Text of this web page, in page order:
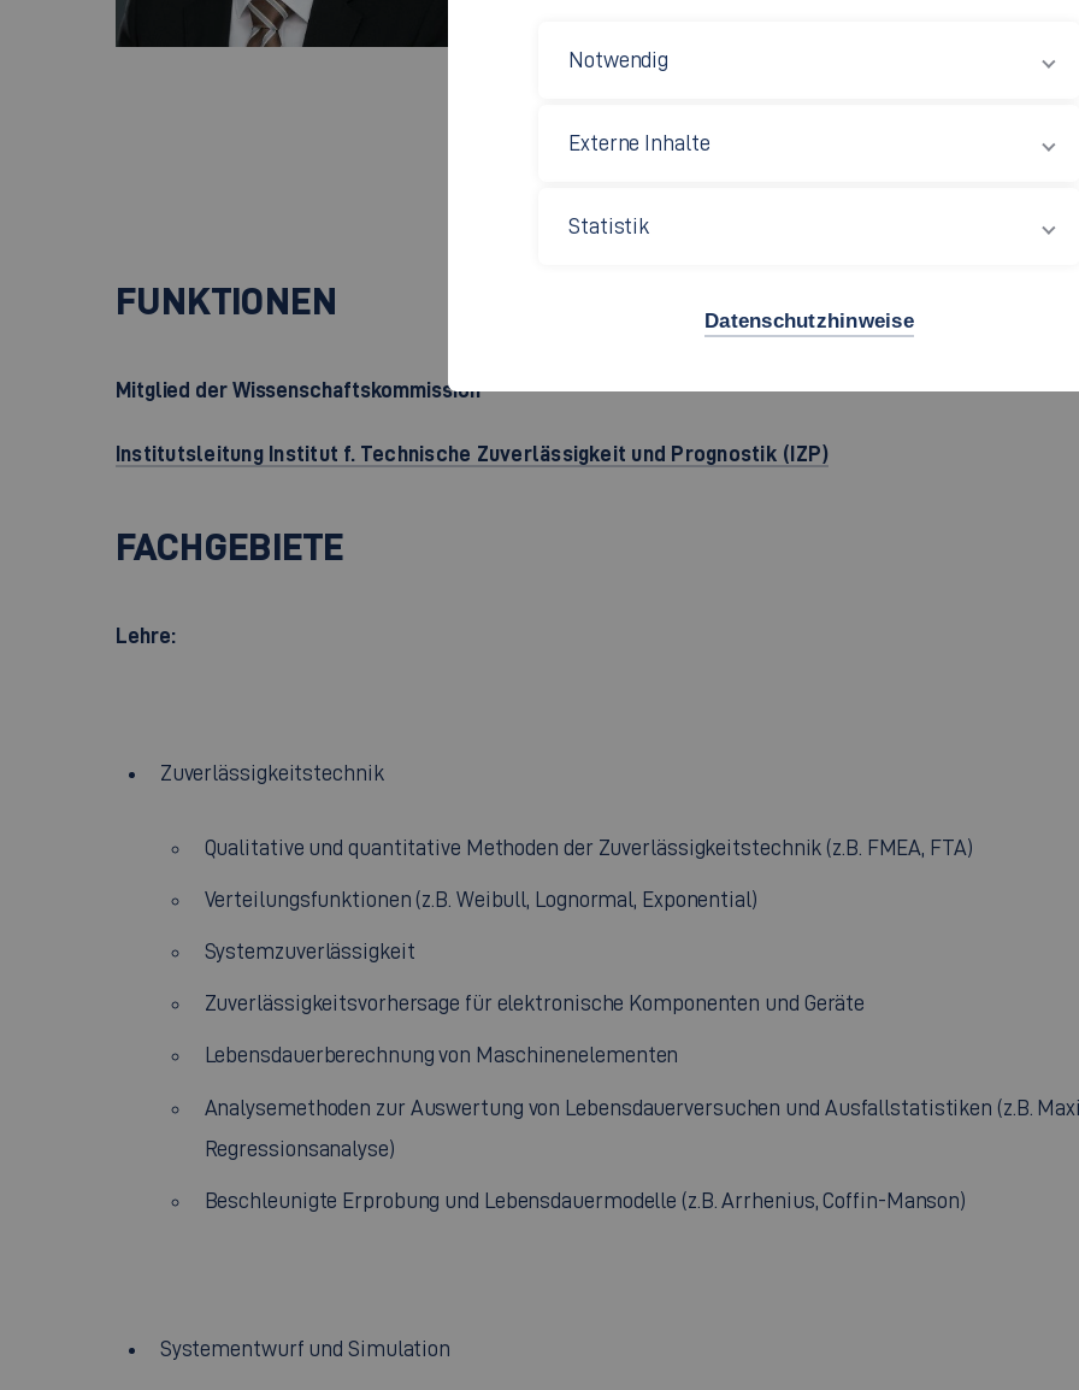
+49 7161 679-1142
FUNKTIONEN
Mitglied der Wissenschaftskommission
Institutsleitung Institut f. Technische Zuverlässigkeit und Prognostik (IZP)
FACHGEBIETE
Lehre:
Zuverlässigkeitstechnik
Qualitative und quantitative Methoden der Zuverlässigkeitstechnik (z.B. FMEA, FTA)
Verteilungsfunktionen (z.B. Weibull, Lognormal, Exponential)
Systemzuverlässigkeit
Zuverlässigkeitsvorhersage für elektronische Komponenten und Geräte
Lebensdauerberechnung von Maschinenelementen
Analysemethoden zur Auswertung von Lebensdauerversuchen und Ausfallstatistiken (z.B.
Regressionsanalyse)
Beschleunigte Erprobung und Lebensdauermodelle (z.B. Arrhenius, Coffin-Manson)
Systementwurf und Simulation
Notwendig
Externe Inhalte
Statistik
Datenschutzhinweise